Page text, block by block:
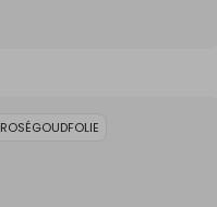
ROSÉGOUDFOLIE